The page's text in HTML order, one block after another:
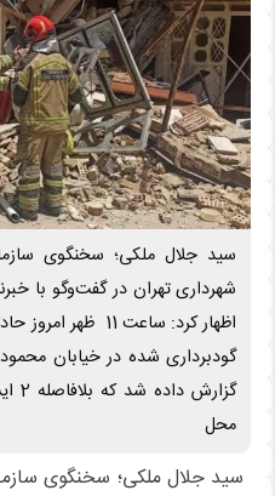
سید جلال ملکی؛ سخنگوی
شهرداری تهران در گفت‌وگو با
اظهار کرد: ساعت
گودبرداری شده در خیابان
محل
سید جلال ملکی؛ سخنگوی